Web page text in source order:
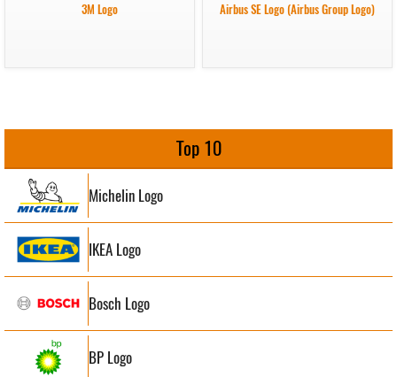
3M Logo Airbus SE Logo (Airbus Group Logo)
Top 10
Michelin Logo
IKEA Logo
Bosch Logo
BP Logo